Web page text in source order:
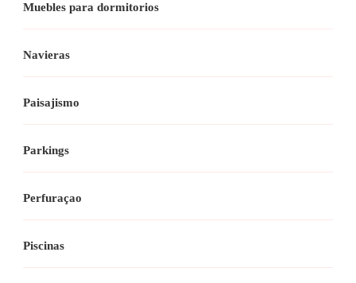
Muebles para dormitorios
Navieras
Paisajismo
Parkings
Perfuraçao
Piscinas